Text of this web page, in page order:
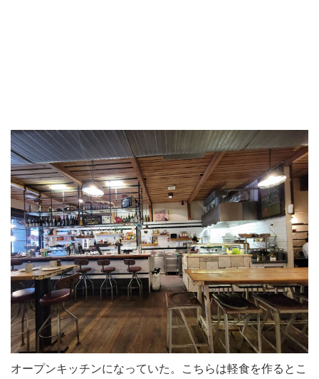
オープンキッチンになっていた。こちらは軽食を作るとこ